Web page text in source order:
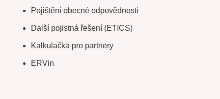
Pojištění obecné odpovědnosti
Další pojistná řešení (ETICS)
Kalkulačka pro partnery
ERVin